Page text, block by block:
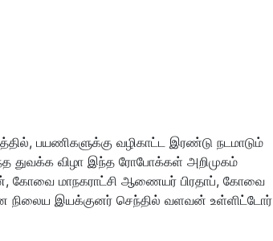
பயணிகளுக்கு வழிகாட்ட இரண்டு நடமாடும்
துவக்க விழா இந்த ரோபோக்கள் அறிமுகம்
கோவை மாநகராட்சி ஆணையர் பிரதாப், கோவை
நிலைய இயக்குனர் செந்தில் வளவன் உள்ளிட்டோர்